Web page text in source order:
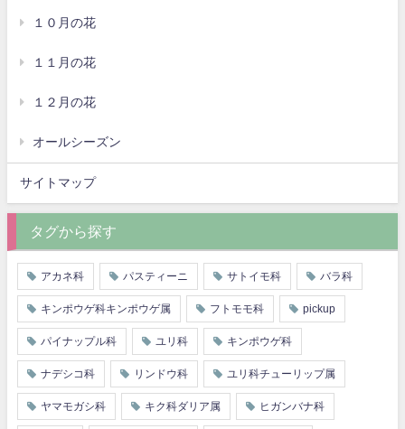
１０月の花
１１月の花
１２月の花
オールシーズン
サイトマップ
タグから探す
アカネ科 パスティーニ サトイモ科 バラ科
キンポウゲ科キンポウゲ属 フトモモ科 pickup
パイナップル科 ユリ科 キンポウゲ科
ナデシコ科 リンドウ科 ユリ科チューリップ属
ヤマモガシ科 キク科ダリア属 ヒガンバナ科